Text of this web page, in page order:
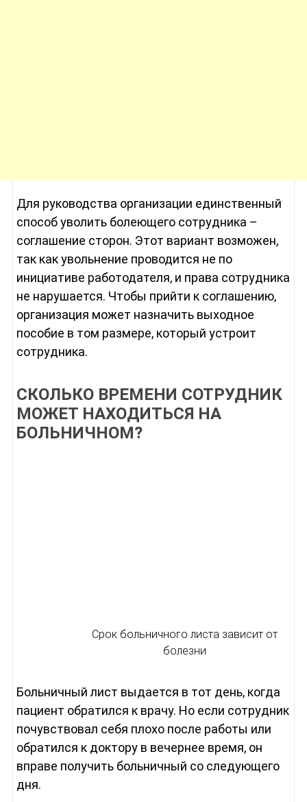
Для руководства организации единственный
способ уволить болеющего сотрудника –
соглашение сторон. Этот вариант возможен,
так как увольнение проводится не по
инициативе работодателя, и права сотрудника
не нарушается. Чтобы прийти к соглашению,
организация может назначить выходное
пособие в том размере, который устроит
сотрудника.
СКОЛЬКО ВРЕМЕНИ СОТРУДНИК
МОЖЕТ НАХОДИТЬСЯ НА
БОЛЬНИЧНОМ?
Срок больничного листа зависит от
болезни
Больничный лист выдается в тот день, когда
пациент обратился к врачу. Но если сотрудник
почувствовал себя плохо после работы или
обратился к доктору в вечернее время, он
вправе получить больничный со следующего
дня.